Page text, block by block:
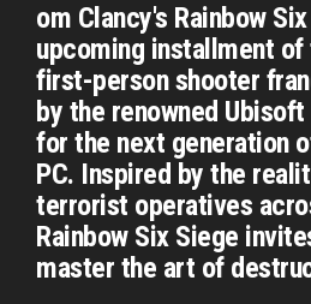
om Clancy's Rainbow
upcoming installment of
first-person shooter
by the renowned
for the next generation
PC. Inspired by the
terrorist operatives
Rainbow Six Siege
master the art of